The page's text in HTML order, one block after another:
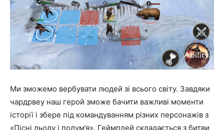
Ми зможемо вербувати людей зі всього світу. Завдяки
чардрвеу наш герой зможе бачити важливі моменти
історії і збере під командуванням різних персонажів з
«Пісні льоду і полум’я». Геймплей складається з битви